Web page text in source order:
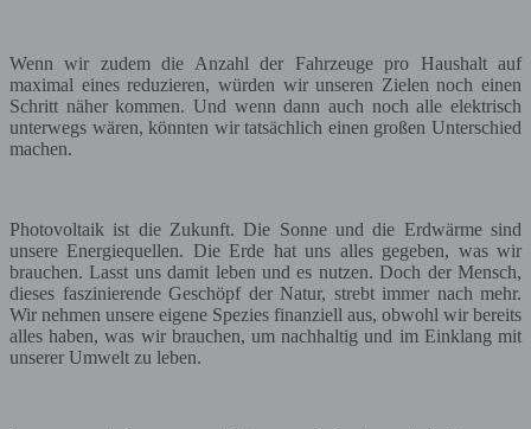
Wenn wir zudem die Anzahl der Fahrzeuge pro Haushalt auf
maximal eines reduzieren, würden wir unseren Zielen noch einen
Schritt näher kommen. Und wenn dann auch noch alle elektrisch
unterwegs wären, könnten wir tatsächlich einen großen Unterschied
machen.
Photovoltaik ist die Zukunft. Die Sonne und die Erdwärme sind
unsere Energiequellen. Die Erde hat uns alles gegeben, was wir
brauchen. Lasst uns damit leben und es nutzen. Doch der Mensch,
dieses faszinierende Geschöpf der Natur, strebt immer nach mehr.
Wir nehmen unsere eigene Spezies finanziell aus, obwohl wir bereits
alles haben, was wir brauchen, um nachhaltig und im Einklang mit
unserer Umwelt zu leben.